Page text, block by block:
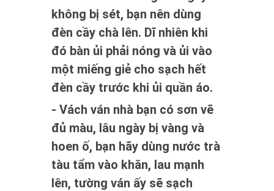
không bị sét, bạn nên dùng
đèn cầy chà lên. Dĩ nhiên khi
đó bàn ủi phải nóng và ủi vào
một miếng giẻ cho sạch hết
đèn cầy trước khi ủi quần áo.
- Vách ván nhà bạn có sơn vẽ
đủ màu, lâu ngày bị vàng và
hoen ố, bạn hãy dùng nước trà
tàu tẩm vào khăn, lau mạnh
lên, tường ván ấy sẽ sạch